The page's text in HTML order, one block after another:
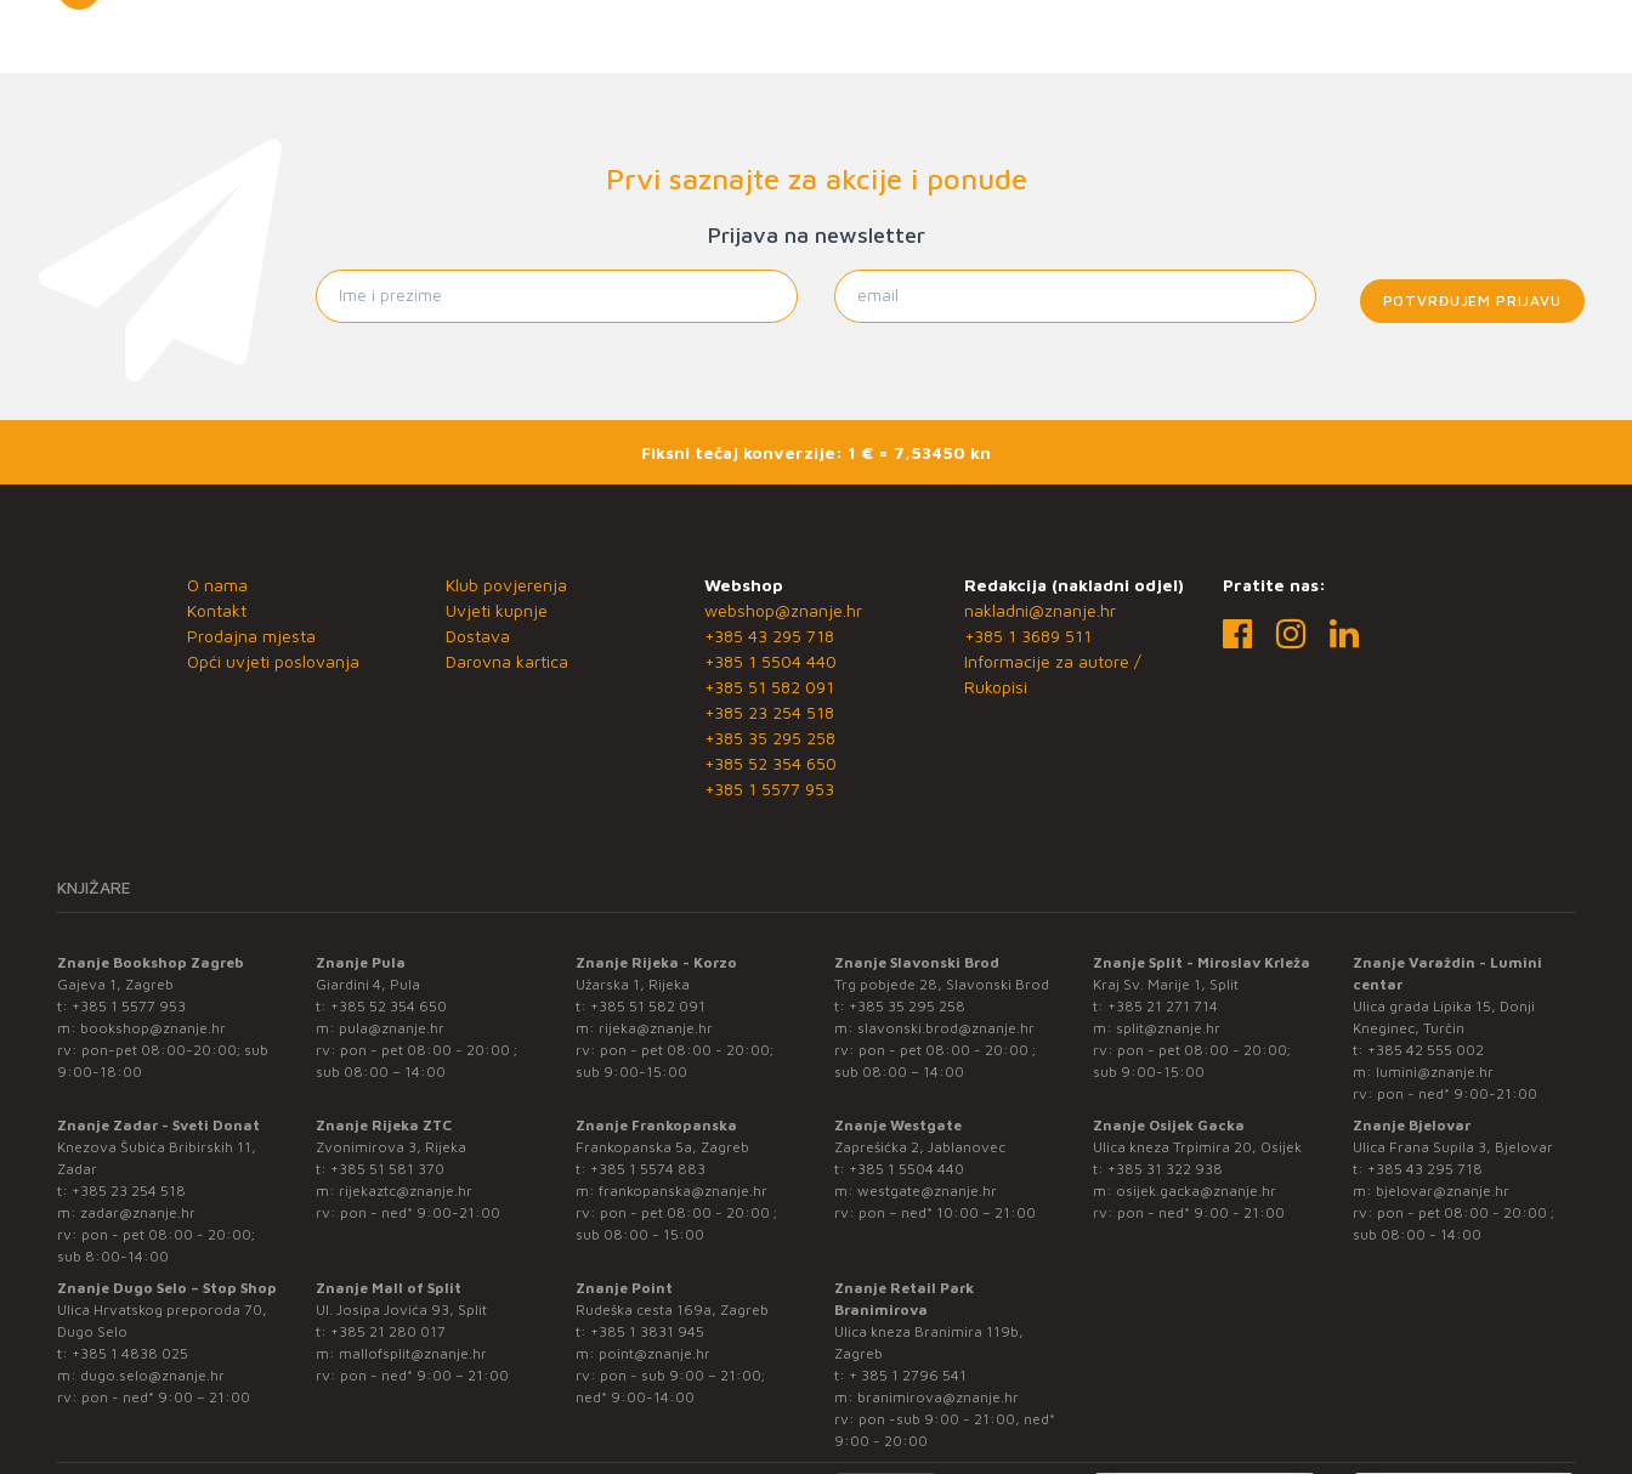
Prvi saznajte za akcije i ponude
Prijava na newsletter
POTVRĐUJEM PRIJAVU
Fiksni tečaj konverzije: 1 € = 7,53450 kn
O nama
Kontakt
Prodajna mjesta
Opći uvjeti poslovanja
Klub povjerenja
Uvjeti kupnje
Dostava
Darovna kartica
Webshop
webshop@znanje.hr
+385 43 295 718
+385 1 5504 440
+385 51 582 091
+385 23 254 518
+385 35 295 258
+385 52 354 650
+385 1 5577 953
Redakcija (nakladni odjel)
nakladni@znanje.hr
+385 1 3689 511
Informacije za autore /
Rukopisi
Pratite nas:
KNJIŽARE
Znanje Bookshop Zagreb
Gajeva 1, Zagreb
t: +385 1 5577 953
m: bookshop@znanje.hr
rv: pon-pet 08:00-20:00; sub
9:00-18:00
Znanje Pula
Giardini 4, Pula
t: +385 52 354 650
m: pula@znanje.hr
rv: pon - pet 08:00 - 20:00 ;
sub 08:00 – 14:00
Znanje Rijeka - Korzo
Užarska 1, Rijeka
t: +385 51 582 091
m: rijeka@znanje.hr
rv: pon - pet 08:00 - 20:00;
sub 9:00-15:00
Znanje Slavonski Brod
Trg pobjede 28, Slavonski Brod
t: +385 35 295 258
m: slavonski.brod@znanje.hr
rv: pon - pet 08:00 - 20:00 ;
sub 08:00 – 14:00
Znanje Split - Miroslav Krleža
Kraj Sv. Marije 1, Split
t: +385 21 271 714
m: split@znanje.hr
rv: pon - pet 08:00 - 20:00;
sub 9:00-15:00
Znanje Varaždin - Lumini
centar
Ulica grada Lipika 15, Donji
Kneginec, Turčin
t: +385 42 555 002
m: lumini@znanje.hr
rv: pon - ned* 9:00-21:00
Znanje Zadar - Sveti Donat
Knezova Šubića Bribirskih 11,
Zadar
t: +385 23 254 518
m: zadar@znanje.hr
rv: pon - pet 08:00 - 20:00;
sub 8:00-14:00
Znanje Rijeka ZTC
Zvonimirova 3, Rijeka
t: +385 51 581 370
m: rijekaztc@znanje.hr
rv: pon - ned* 9:00-21:00
Znanje Frankopanska
Frankopanska 5a, Zagreb
t: +385 1 5574 883
m: frankopanska@znanje.hr
rv: pon - pet 08:00 - 20:00 ;
sub 08:00 - 15:00
Znanje Westgate
Zaprešićka 2, Jablanovec
t: +385 1 5504 440
m: westgate@znanje.hr
rv: pon – ned* 10:00 – 21:00
Znanje Osijek Gacka
Ulica kneza Trpimira 20, Osijek
t: +385 31 322 938
m: osijek.gacka@znanje.hr
rv: pon - ned* 9:00 - 21:00
Znanje Bjelovar
Ulica Frana Supila 3, Bjelovar
t: +385 43 295 718
m: bjelovar@znanje.hr
rv: pon - pet 08:00 - 20:00 ;
sub 08:00 - 14:00
Znanje Dugo Selo – Stop Shop
Ulica Hrvatskog preporoda 70,
Dugo Selo
t: +385 1 4838 025
m: dugo.selo@znanje.hr
rv: pon - ned* 9:00 – 21:00
Znanje Mall of Split
Ul. Josipa Jovića 93, Split
t: +385 21 280 017
m: mallofsplit@znanje.hr
rv: pon - ned* 9:00 – 21:00
Znanje Point
Rudeška cesta 169a, Zagreb
t: +385 1 3831 945
m: point@znanje.hr
rv: pon - sub 9:00 – 21:00;
ned* 9:00-14:00
Znanje Retail Park
Branimirova
Ulica kneza Branimira 119b,
Zagreb
t: + 385 1 2796 541
m: branimirova@znanje.hr
rv: pon -sub 9:00 - 21:00, ned*
9:00 - 20:00